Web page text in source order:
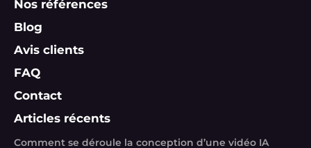
Nos références
Blog
Avis clients
FAQ
Contact
Articles récents
Comment se déroule la conception d’une vidéo IA